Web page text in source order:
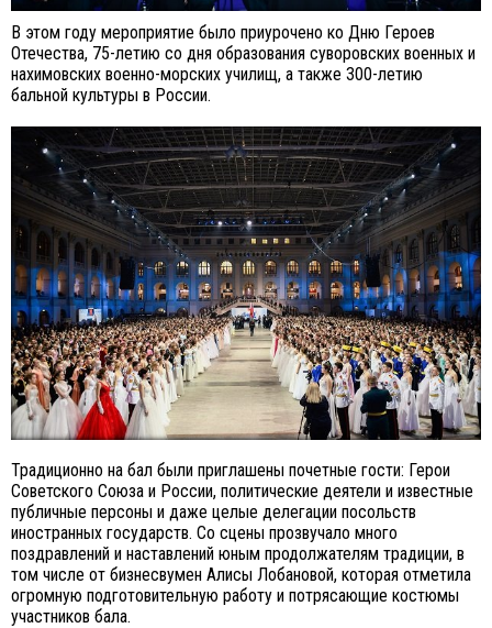
В этом году мероприятие было приурочено ко Дню Героев
Отечества, 75-летию со дня образования суворовских военных и
нахимовских военно-морских училищ, а также 300-летию
бальной культуры в России.
Традиционно на бал были приглашены почетные гости: Герои
Советского Союза и России, политические деятели и известные
публичные персоны и даже целые делегации посольств
иностранных государств. Со сцены прозвучало много
поздравлений и наставлений юным продолжателям традиции, в
том числе от бизнесвумен Алисы Лобановой, которая отметила
огромную подготовительную работу и потрясающие костюмы
участников бала.